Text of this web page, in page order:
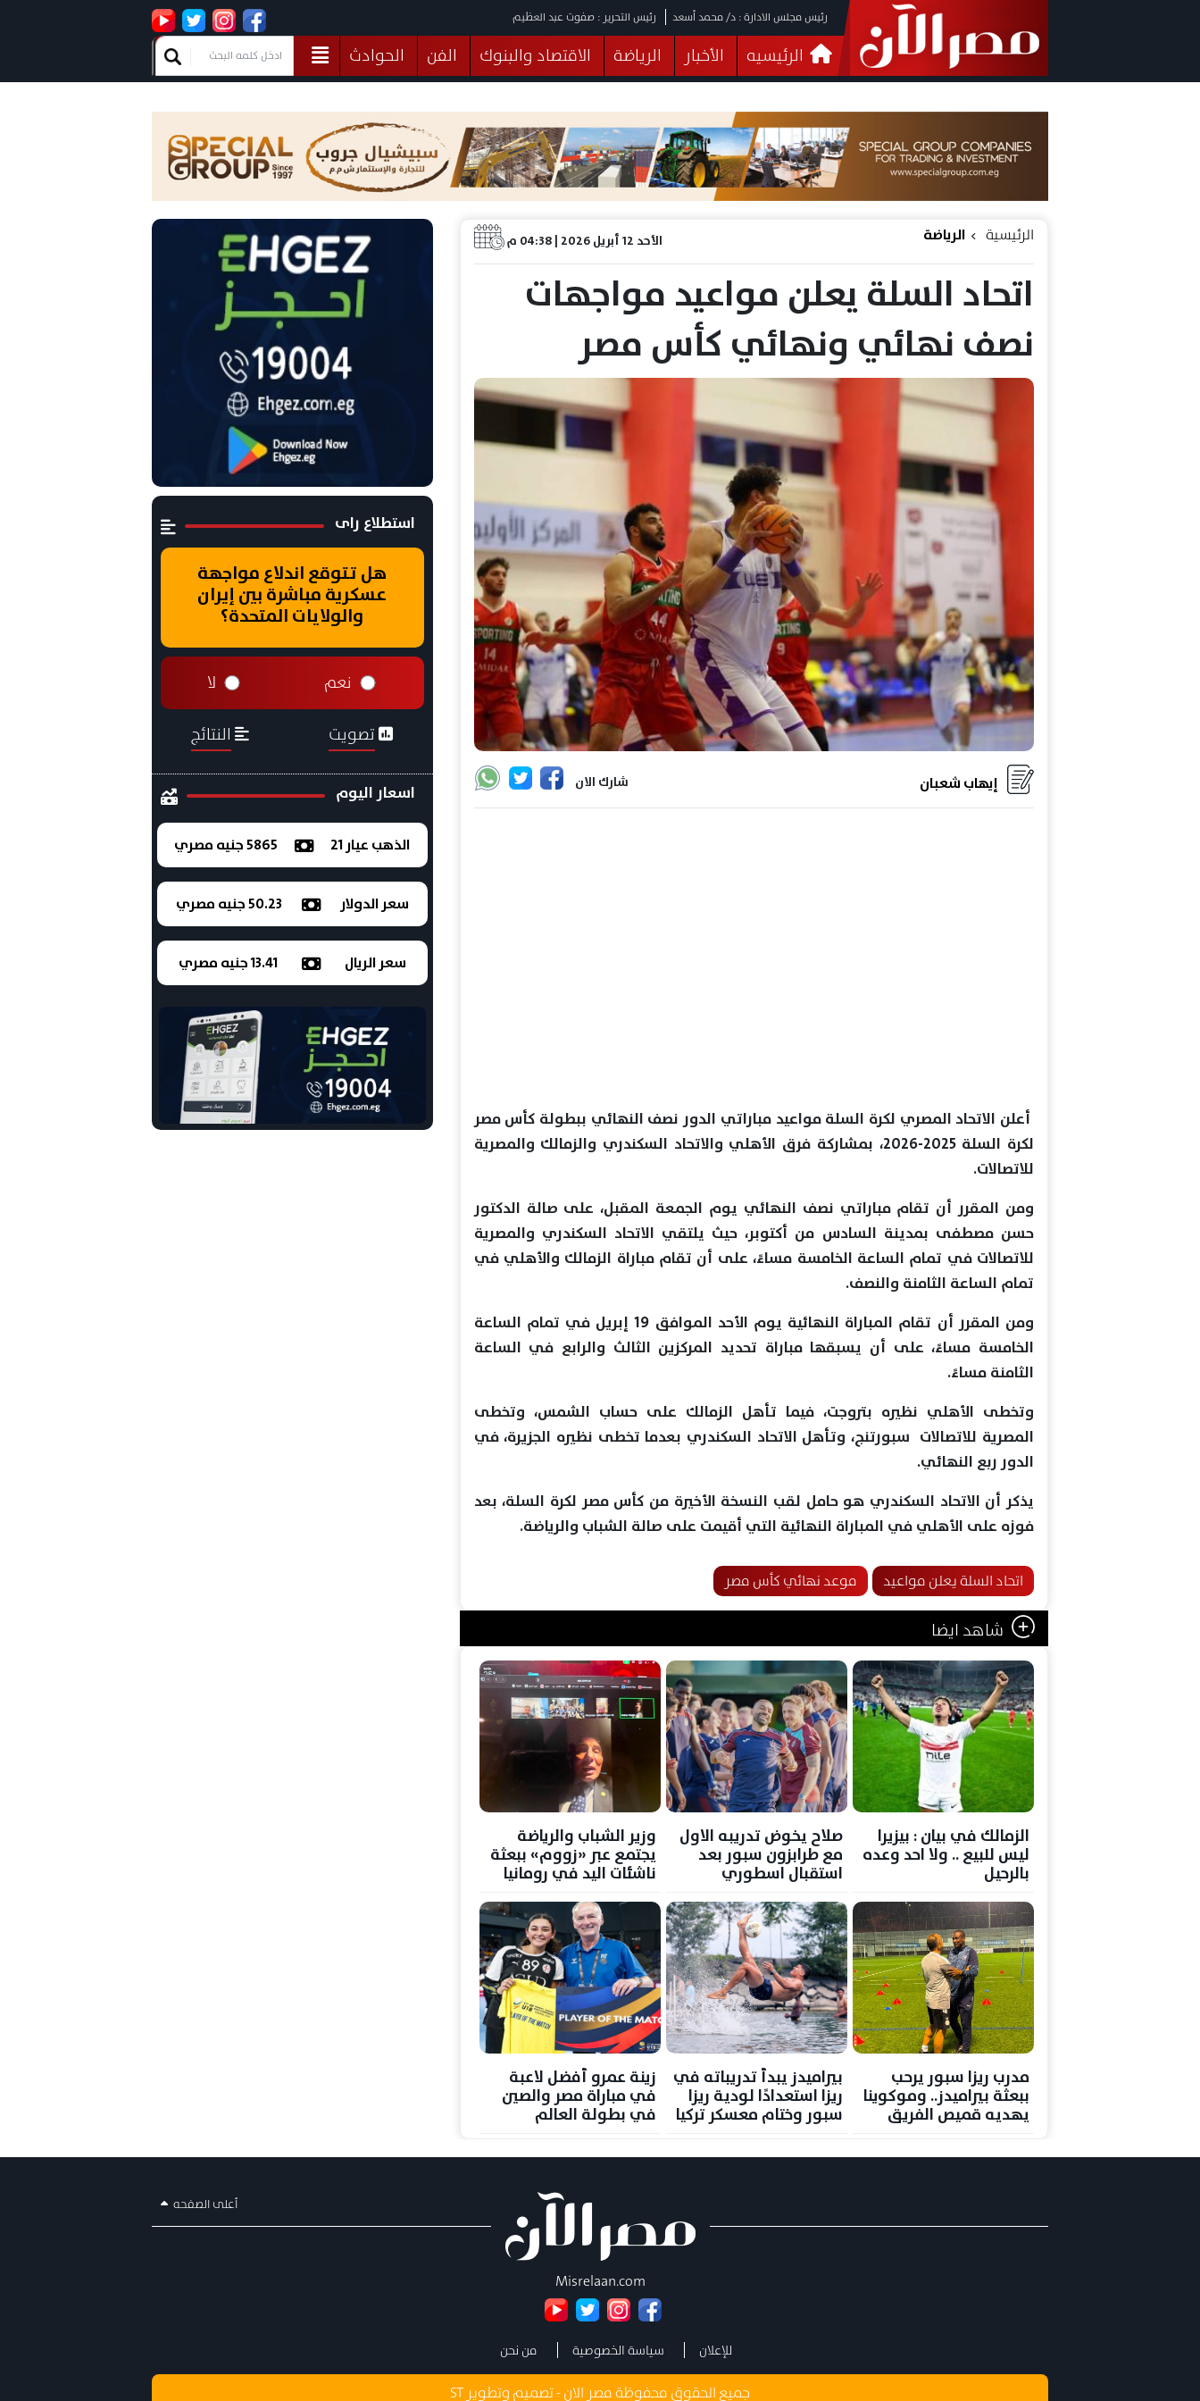
رئيس مجلس الادارة : د/ محمد أسعد رئيس التحرير : صفوت عبد العظيم
الرئيسيه الأخبار الرياضة الاقتصاد والبنوك الفن
الحوادث
فيديوهات
البرلمان صحة الثقافة خدمات منوعات
الأحد 12 أبريل 2026 | 04:38 م الرئيسية الرياضة
اتحاد السلة يعلن مواعيد مواجهات
نصف نهائي ونهائي كأس مصر
شارك الان إيهاب شعبان
أعلن الاتحاد المصري لكرة السلة مواعيد مباراتي الدور نصف النهائي ببطولة كأس مصر
لكرة السلة 2025-2026، بمشاركة فرق الأهلي والاتحاد السكندري والزمالك والمصرية
للاتصالات.
ومن المقرر أن تقام مباراتي نصف النهائي يوم الجمعة المقبل، على صالة الدكتور
حسن مصطفى بمدينة السادس من أكتوبر، حيث يلتقي الاتحاد السكندري والمصرية
للاتصالات في تمام الساعة الخامسة مساءً، على أن تقام مباراة الزمالك والأهلي في
تمام الساعة الثامنة والنصف.
ومن المقرر أن تقام المباراة النهائية يوم الأحد الموافق 19 إبريل في تمام الساعة
الخامسة مساءً، على أن يسبقها مباراة تحديد المركزين الثالث والرابع في الساعة
الثامنة مساءً.
وتخطى الأهلي نظيره بتروجت، فيما تأهل الزمالك على حساب الشمس، وتخطى
المصرية للاتصالات سبورتنج، وتأهل الاتحاد السكندري بعدما تخطى نظيره الجزيرة، في
الدور ربع النهائي.
يذكر أن الاتحاد السكندري هو حامل لقب النسخة الأخيرة من كأس مصر لكرة السلة، بعد
فوزه على الأهلي في المباراة النهائية التي أقيمت على صالة الشباب والرياضة.
اتحاد السلة يعلن مواعيد موعد نهائي كأس مصر
شاهد ايضا
الزمالك في بيان : بيزيرا
ليس للبيع .. ولا احد وعده
بالرحيل
صلاح يخوض تدريبه الاول
مع طرابزون سبور بعد
استقبال اسطوري
وزير الشباب والرياضة
يجتمع عبر «زووم» ببعثة
ناشئات اليد في رومانيا
مدرب ريزا سبور يرحب
ببعثة بيراميدز.. وموكوينا
يهديه قميص الفريق
بيراميدز يبدأ تدريباته في
ريزا استعدادًا لودية ريزا
سبور وختام معسكر تركيا
زينة عمرو أفضل لاعبة
في مباراة مصر والصين
في بطولة العالم
استطلاع راى
هل تتوقع اندلاع مواجهة
عسكرية مباشرة بين إيران
والولايات المتحدة؟
نعم لا
تصويت النتائج
اسعار اليوم
الذهب عيار 21 5865 جنيه مصري
سعر الدولار 50.23 جنيه مصري
سعر الريال 13.41 جنيه مصري
أعلى الصفحه
Misrelaan.com
للإعلان سياسة الخصوصية من نحن
جميع الحقوق محفوظة مصر الان - تصميم وتطوير ST